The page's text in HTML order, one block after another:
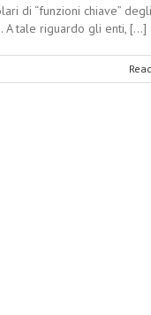
di “funzioni chiave”
tale riguardo gli enti, [...]